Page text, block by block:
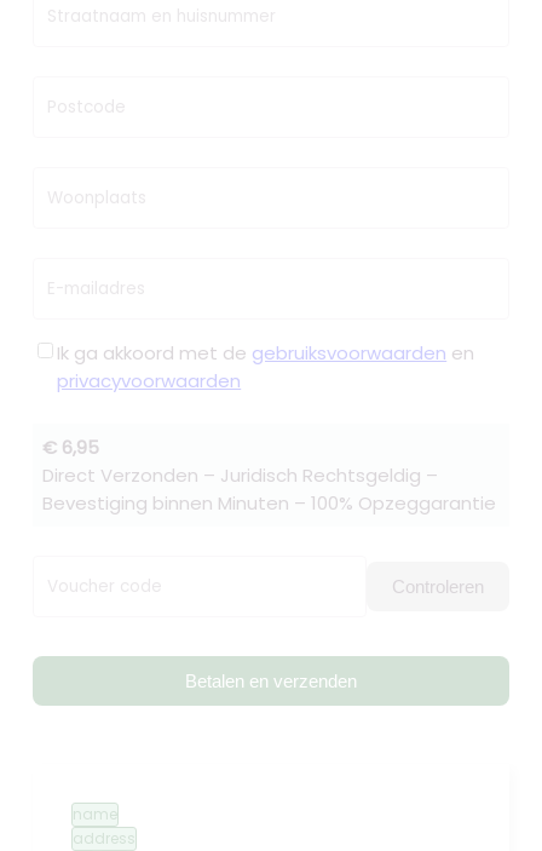
Straatnaam en huisnummer
Postcode
Woonplaats
E-mailadres
Ik ga akkoord met de gebruiksvoorwaarden en
privacyvoorwaarden
€ 6,95
Direct Verzonden – Juridisch Rechtsgeldig –
Bevestiging binnen Minuten – 100% Opzeggarantie
Voucher code Controleren
Betalen en verzenden
name
address